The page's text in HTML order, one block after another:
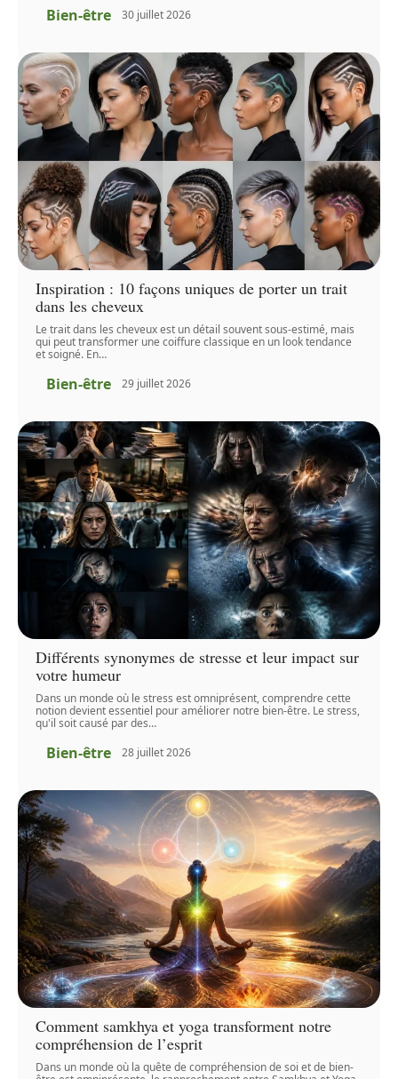
Bien-être 30 juillet 2026
Inspiration : 10 façons uniques de porter un trait
dans les cheveux
Le trait dans les cheveux est un détail souvent sous-estimé, mais
qui peut transformer une coiffure classique en un look tendance
et soigné. En…
Bien-être 29 juillet 2026
Différents synonymes de stresse et leur impact sur
votre humeur
Dans un monde où le stress est omniprésent, comprendre cette
notion devient essentiel pour améliorer notre bien-être. Le stress,
qu'il soit causé par des…
Bien-être 28 juillet 2026
Comment samkhya et yoga transforment notre
compréhension de l’esprit
Dans un monde où la quête de compréhension de soi et de bien-